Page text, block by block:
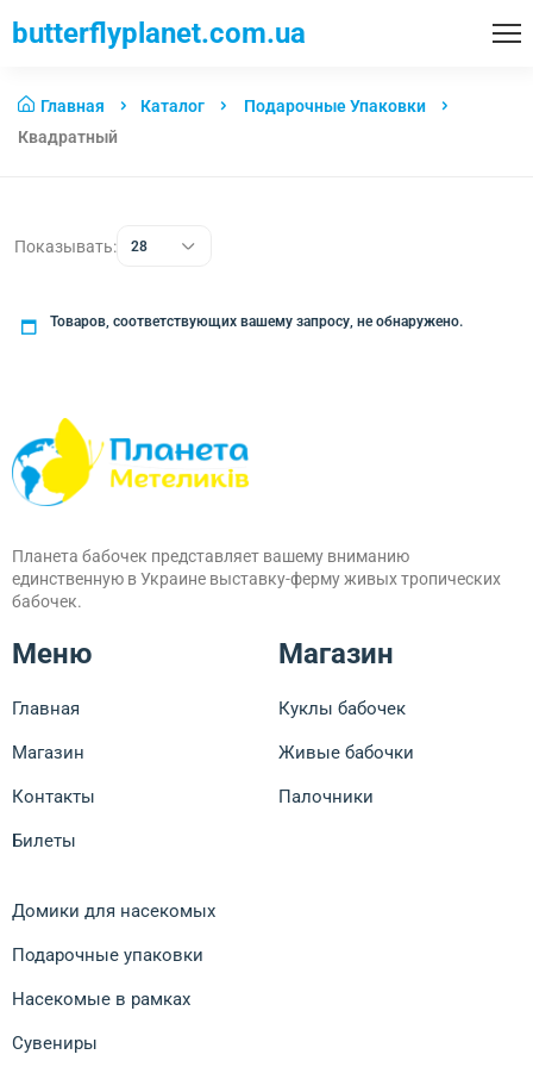
butterflyplanet.com.ua
Главная Каталог
Подарочные Упаковки
Квадратный
Показывать: 28
Товаров, соответствующих вашему запросу, не обнаружено.
Планета бабочек представляет вашему вниманию
единственную в Украине выставку-ферму живых тропических
бабочек.
Меню
Главная
Магазин
Контакты
Билеты
Магазин
Куклы бабочек
Живые бабочки
Палочники
Домики для насекомых
Подарочные упаковки
Насекомые в рамках
Сувениры